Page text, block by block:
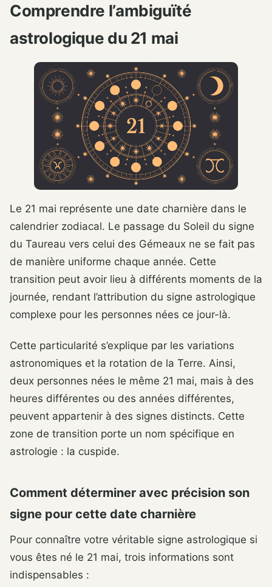
Comprendre l’ambiguïté
astrologique du 21 mai
Le 21 mai représente une date charnière dans le
calendrier zodiacal. Le passage du Soleil du signe
du Taureau vers celui des Gémeaux ne se fait pas
de manière uniforme chaque année. Cette
transition peut avoir lieu à différents moments de la
journée, rendant l’attribution du signe astrologique
complexe pour les personnes nées ce jour-là.
Cette particularité s’explique par les variations
astronomiques et la rotation de la Terre. Ainsi,
deux personnes nées le même 21 mai, mais à des
heures différentes ou des années différentes,
peuvent appartenir à des signes distincts. Cette
zone de transition porte un nom spécifique en
astrologie : la cuspide.
Comment déterminer avec précision son
signe pour cette date charnière
Pour connaître votre véritable signe astrologique si
vous êtes né le 21 mai, trois informations sont
indispensables :